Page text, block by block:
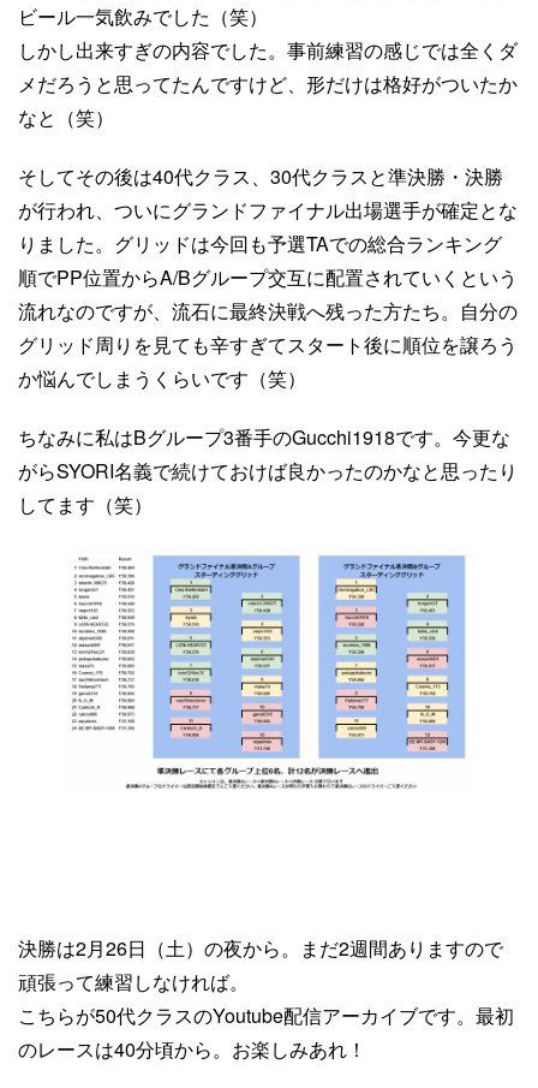
ビール一気飲みでした（笑）
しかし出来すぎの内容でした。事前練習の感じでは全くダ
メだろうと思ってたんですけど、形だけは格好がついたか
なと（笑）
そしてその後は40代クラス、30代クラスと準決勝・決勝
が行われ、ついにグランドファイナル出場選手が確定とな
りました。グリッドは今回も予選TAでの総合ランキング
順でPP位置からA/Bグループ交互に配置されていくという
流れなのですが、流石に最終決戦へ残った方たち。自分の
グリッド周りを見ても辛すぎてスタート後に順位を譲ろう
か悩んでしまうくらいです（笑）
ちなみに私はBグループ3番手のGucchi1918です。今更な
がらSYORI名義で続けておけば良かったのかなと思ったり
してます（笑）
決勝は2月26日（土）の夜から。まだ2週間ありますので
頑張って練習しなければ。
こちらが50代クラスのYoutube配信アーカイブです。最初
のレースは40分頃から。お楽しみあれ！